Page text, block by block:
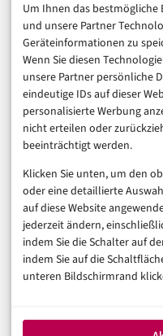
Um Ihnen das
und unsere Partner
Geräteinformationen zu
Wenn Sie diesen
unsere Partner persönliche
eindeutige IDs auf dieser
personalisierte Werbung
nicht erteilen oder
beeinträchtigt werden.
Klicken Sie unten, um den
oder eine detaillierte
auf diese Website
jederzeit ändern,
indem Sie die Schalter auf
indem Sie auf die
unteren Bildschirmrand
Consumer & Digital Life
Marketing
Finanzen & FinTech
Business & Karriere
Sicherheit & Recht
Digitalisierung
Marketing
Magazin
Unsere Redaktion
Werbeformate & Media Kit
Rechtliches
Datenschutzerklärung (EU)